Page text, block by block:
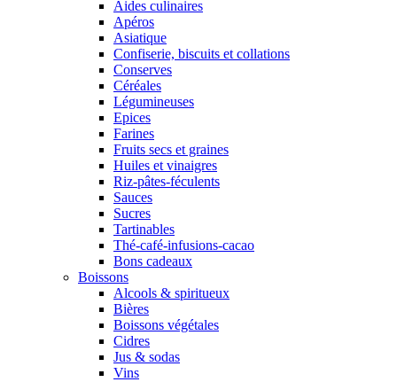
Aides culinaires
Apéros
Asiatique
Confiserie, biscuits et collations
Conserves
Céréales
Légumineuses
Epices
Farines
Fruits secs et graines
Huiles et vinaigres
Riz-pâtes-féculents
Sauces
Sucres
Tartinables
Thé-café-infusions-cacao
Bons cadeaux
Boissons
Alcools & spiritueux
Bières
Boissons végétales
Cidres
Jus & sodas
Vins